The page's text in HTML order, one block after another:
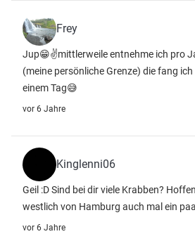
Frey
Jup😁✌️mittlerweile entnehme ich pro
(meine persönliche Grenze) die fang
einem Tag😅
vor 6 Jahre
Kinglenni06
Geil :D Sind bei dir viele Krabben?
westlich von Hamburg auch mal ein
vor 6 Jahre